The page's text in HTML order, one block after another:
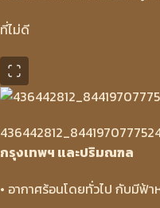
ที่ไม่ดี
กรุงเทพฯ และปริมณฑล
• อากาศร้อนโดยทั่วไป กับมีฟ้